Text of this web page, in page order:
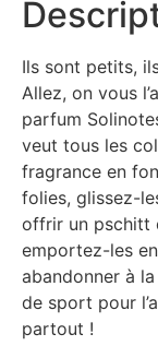
Ils sont petits,
Allez, on vous
parfum
veut tous les
fragrance en
folies, glissez-
offrir un pschitt
emportez-les
abandonner à
de sport pour
partout !